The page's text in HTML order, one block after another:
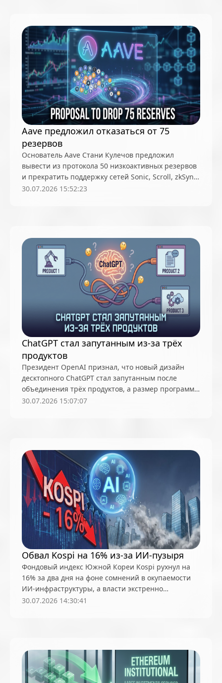
Южная Америка
Южная Корея Япония
Aave предложил отказаться от 75
резервов
Основатель Aave Стани Кулечов предложил
вывести из протокола 50 низкоактивных резервов
и прекратить поддержку сетей Sonic, Scroll, zkSync,
Metis, Soneium и Aptos, затронув активы на $98,1
30.07.2026 15:52:23
ChatGPT стал запутанным из-за трёх
продуктов
Президент OpenAI признал, что новый дизайн
десктопного ChatGPT стал запутанным после
объединения трёх продуктов, а размер программы
вырос с 159 МБ до 1,5 ГБ. Компания уже тестирует
30.07.2026 15:07:07
Обвал Kospi на 16% из-за ИИ-пузыря
Фондовый индекс Южной Кореи Kospi рухнул на
16% за два дня на фоне сомнений в окупаемости
ИИ-инфраструктуры, а власти экстренно
ужесточили правила торговли фондами с плечом
30.07.2026 14:30:41